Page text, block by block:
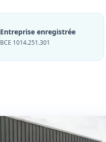
Entreprise enregistrée
BCE 1014.251.301